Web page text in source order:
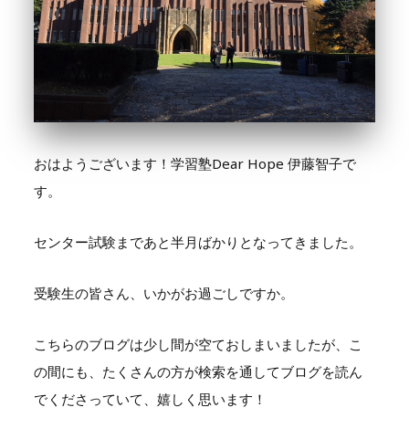
おはようございます！学習塾Dear Hope 伊藤智子で
す。
センター試験まであと半月ばかりとなってきました。
受験生の皆さん、いかがお過ごしですか。
こちらのブログは少し間が空ておしまいましたが、こ
の間にも、たくさんの方が検索を通してブログを読ん
でくださっていて、嬉しく思います！